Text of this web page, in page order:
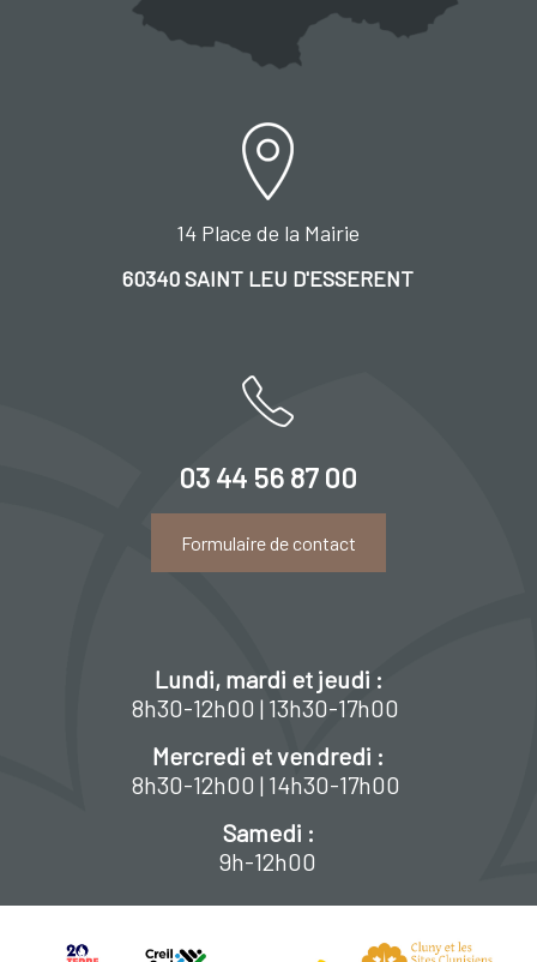
14 Place de la Mairie
60340 SAINT LEU D'ESSERENT
03 44 56 87 00
Formulaire de contact
Lundi, mardi et jeudi :
8h30-12h00 | 13h30-17h00
Mercredi et vendredi :
8h30-12h00 | 14h30-17h00
Samedi :
9h-12h00